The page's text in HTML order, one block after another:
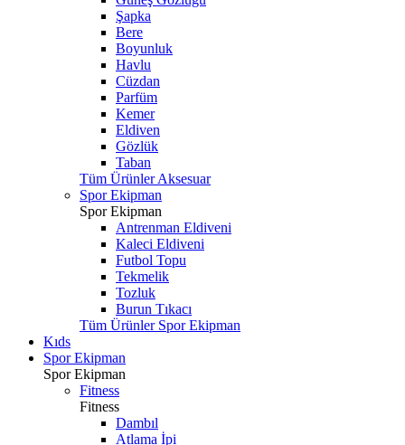
Şapka
Bere
Boyunluk
Havlu
Cüzdan
Parfüm
Kemer
Eldiven
Gözlük
Taban
Tüm Ürünler Aksesuar
Spor Ekipman
Spor Ekipman
Antrenman Eldiveni
Kaleci Eldiveni
Futbol Topu
Tekmelik
Tozluk
Burun Tıkacı
Tüm Ürünler Spor Ekipman
Kıds
Spor Ekipman
Spor Ekipman
Fitness
Fitness
Dambıl
Atlama İpi